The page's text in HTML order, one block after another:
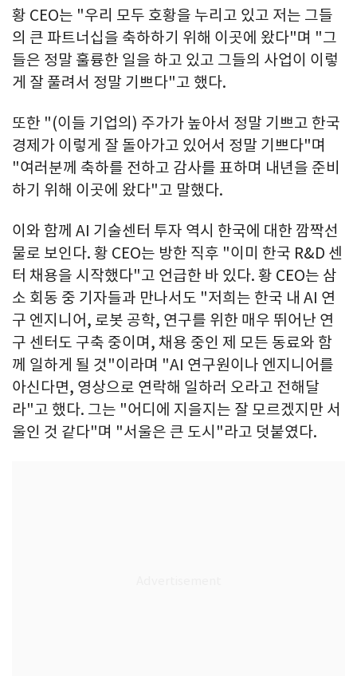
황 CEO는 "우리 모두 호황을 누리고 있고 저는 그들
의 큰 파트너십을 축하하기 위해 이곳에 왔다"며 "그
들은 정말 훌륭한 일을 하고 있고 그들의 사업이 이렇
게 잘 풀려서 정말 기쁘다"고 했다.
또한 "(이들 기업의) 주가가 높아서 정말 기쁘고 한국
경제가 이렇게 잘 돌아가고 있어서 정말 기쁘다"며
"여러분께 축하를 전하고 감사를 표하며 내년을 준비
하기 위해 이곳에 왔다"고 말했다.
이와 함께 AI 기술센터 투자 역시 한국에 대한 깜짝선
물로 보인다. 황 CEO는 방한 직후 "이미 한국 R&D 센
터 채용을 시작했다"고 언급한 바 있다. 황 CEO는 삼
소 회동 중 기자들과 만나서도 "저희는 한국 내 AI 연
구 엔지니어, 로봇 공학, 연구를 위한 매우 뛰어난 연
구 센터도 구축 중이며, 채용 중인 제 모든 동료와 함
께 일하게 될 것"이라며 "AI 연구원이나 엔지니어를
아신다면, 영상으로 연락해 일하러 오라고 전해달
라"고 했다. 그는 "어디에 지을지는 잘 모르겠지만 서
울인 것 같다"며 "서울은 큰 도시"라고 덧붙였다.